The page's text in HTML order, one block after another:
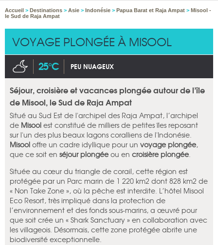
Accueil > Destinations > Asie > Indonésie > Papua Barat et Raja Ampat > Misool -
le Sud de Raja Ampat
VOYAGE PLONGÉE À MISOOL
25°C PEU NUAGEUX
Séjour, croisière et vacances plongée autour de l’île
de Misool, le Sud de Raja Ampat
Situé au Sud Est de l'archipel des Raja Ampat, l’archipel
de Misool est constitué de milliers de petites îles reposant
sur l'un des plus beaux lagons coralliens de l'Indonésie.
Misool offre un cadre idyllique pour un voyage plongée,
que ce soit en séjour plongée ou en croisière plongée.
Située au cœur du triangle de corail, cette région est
protégée par un Parc marin de 1 220 km2 dont 828 km2 de
« Non Take Zone », où la pêche est interdite. L’hôtel Misool
Eco Resort, très impliqué dans la protection de
l’environnement et des fonds sous-marins, a œuvré pour
que soit crée un « Shark Sanctuary » en collaboration avec
les villageois. Désormais, cette zone protégée abrite une
biodiversité exceptionnelle.